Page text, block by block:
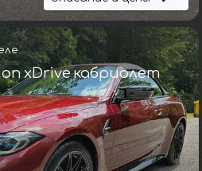
xDrive кабриолет